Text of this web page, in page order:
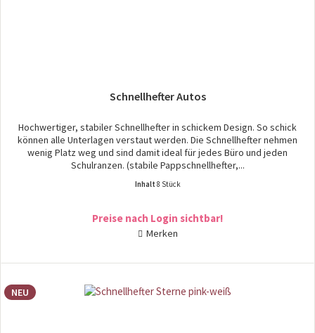
Schnellhefter Autos
Hochwertiger, stabiler Schnellhefter in schickem Design. So schick
können alle Unterlagen verstaut werden. Die Schnellhefter nehmen
wenig Platz weg und sind damit ideal für jedes Büro und jeden
Schulranzen. (stabile Pappschnellhefter,...
Inhalt 8 Stück
Preise nach Login sichtbar!
Merken
NEU